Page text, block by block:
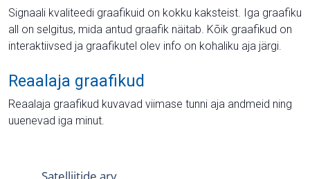
Signaali kvaliteedi graafikuid on kokku kaksteist. Iga graafiku
all on selgitus, mida antud graafik näitab. Kõik graafikud on
interaktiivsed ja graafikutel olev info on kohaliku aja järgi.
Reaalaja graafikud
Reaalaja graafikud kuvavad viimase tunni aja andmeid ning
uuenevad iga minut.